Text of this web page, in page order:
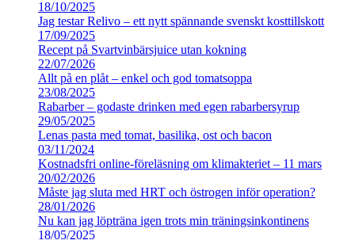
18/10/2025
Jag testar Relivo – ett nytt spännande svenskt kosttillskott
17/09/2025
Recept på Svartvinbärsjuice utan kokning
22/07/2026
Allt på en plåt – enkel och god tomatsoppa
23/08/2025
Rabarber – godaste drinken med egen rabarbersyrup
29/05/2025
Lenas pasta med tomat, basilika, ost och bacon
03/11/2024
Kostnadsfri online-föreläsning om klimakteriet – 11 mars
20/02/2026
Måste jag sluta med HRT och östrogen inför operation?
28/01/2026
Nu kan jag löpträna igen trots min träningsinkontinens
18/05/2025